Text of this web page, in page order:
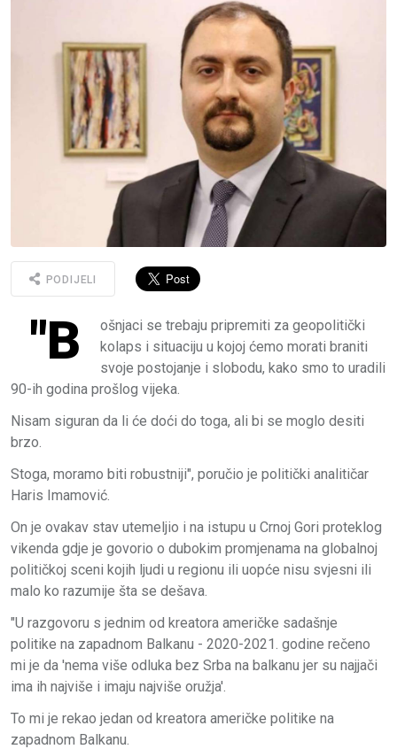
PODIJELI
"B
ošnjaci se trebaju pripremiti za geopolitički
kolaps i situaciju u kojoj ćemo morati braniti
svoje postojanje i slobodu, kako smo to uradili
90-ih godina prošlog vijeka.
Nisam siguran da li će doći do toga, ali bi se moglo desiti
brzo.
Stoga, moramo biti robustniji", poručio je politički analitičar
Haris Imamović.
On je ovakav stav utemeljio i na istupu u Crnoj Gori proteklog
vikenda gdje je govorio o dubokim promjenama na globalnoj
političkoj sceni kojih ljudi u regionu ili uopće nisu svjesni ili
malo ko razumije šta se dešava.
"U razgovoru s jednim od kreatora američke sadašnje
politike na zapadnom Balkanu - 2020-2021. godine rečeno
mi je da 'nema više odluka bez Srba na balkanu jer su najjači
ima ih najviše i imaju najviše oružja'.
To mi je rekao jedan od kreatora američke politike na
zapadnom Balkanu.